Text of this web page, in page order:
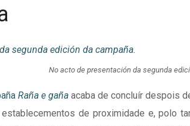
No acto de presentación da segunda
Raña e gaña acaba de concluír despois
de proximidade e, polo